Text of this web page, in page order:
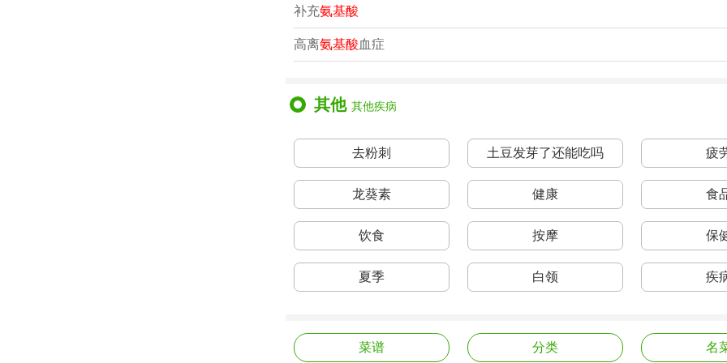
补充氨基酸
高离氨基酸血症
其他 其他疾病
去粉刺 土豆发芽了还能吃吗 疲
龙葵素 健康 食
饮食 按摩 保
夏季 白领 疾
菜谱 分类 名